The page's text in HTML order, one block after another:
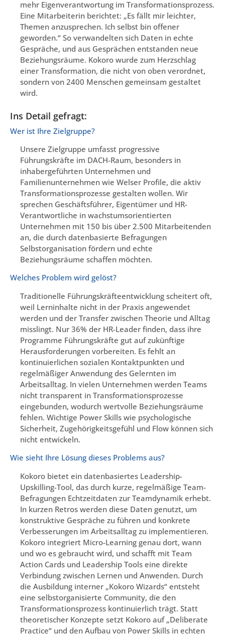
mehr Eigenverantwortung im Transformationsprozess.
Eine Mitarbeiterin berichtet: „Es fällt mir leichter,
Themen anzusprechen. Ich selbst bin offener
geworden.“ So verwandelten sich Daten in echte
Gespräche, und aus Gesprächen entstanden neue
Beziehungsräume. Kokoro wurde zum Herzschlag
einer Transformation, die nicht von oben verordnet,
sondern von 2400 Menschen gemeinsam gestaltet
wird.
Ins Detail gefragt:
Wer ist Ihre Zielgruppe?
Unsere Zielgruppe umfasst progressive
Führungskräfte im DACH-Raum, besonders in
inhabergeführten Unternehmen und
Familienunternehmen wie Welser Profile, die aktiv
Transformationsprozesse gestalten wollen. Wir
sprechen Geschäftsführer, Eigentümer und HR-
Verantwortliche in wachstumsorientierten
Unternehmen mit 150 bis über 2.500 Mitarbeitenden
an, die durch datenbasierte Befragungen
Selbstorganisation fördern und echte
Beziehungsräume schaffen möchten.
Welches Problem wird gelöst?
Traditionelle Führungskräfteentwicklung scheitert oft,
weil Lerninhalte nicht in der Praxis angewendet
werden und der Transfer zwischen Theorie und Alltag
misslingt. Nur 36% der HR-Leader finden, dass ihre
Programme Führungskräfte gut auf zukünftige
Herausforderungen vorbereiten. Es fehlt an
kontinuierlichen sozialen Kontaktpunkten und
regelmäßiger Anwendung des Gelernten im
Arbeitsalltag. In vielen Unternehmen werden Teams
nicht transparent in Transformationsprozesse
eingebunden, wodurch wertvolle Beziehungsräume
fehlen. Wichtige Power Skills wie psychologische
Sicherheit, Zugehörigkeitsgefühl und Flow können sich
nicht entwickeln.
Wie sieht Ihre Lösung dieses Problems aus?
Kokoro bietet ein datenbasiertes Leadership-
Upskilling-Tool, das durch kurze, regelmäßige Team-
Befragungen Echtzeitdaten zur Teamdynamik erhebt.
In kurzen Retros werden diese Daten genutzt, um
konstruktive Gespräche zu führen und konkrete
Verbesserungen im Arbeitsalltag zu implementieren.
Kokoro integriert Micro-Learning genau dort, wann
und wo es gebraucht wird, und schafft mit Team
Action Cards und Leadership Tools eine direkte
Verbindung zwischen Lernen und Anwenden. Durch
die Ausbildung interner „Kokoro Wizards“ entsteht
eine selbstorganisierte Community, die den
Transformationsprozess kontinuierlich trägt. Statt
theoretischer Konzepte setzt Kokoro auf „Deliberate
Practice“ und den Aufbau von Power Skills in echten